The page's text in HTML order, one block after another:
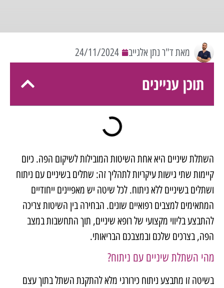
מאת ד"ר נתן אלגייב 24/11/2024
תוכן עניינים
השתלת שיניים היא אחת השיטות המובילות לשיקום הפה. כיום
קיימות שתי גישות עיקריות לתהליך זה: שתלים בשיניים עם ניתוח
ושתלים בשיניים ללא ניתוח. לכל שיטה יש מאפיינים ייחודיים
המתאימים למצבים רפואיים שונים. הבחירה בין השיטות צריכה
להתבצע בליווי מקצועי של רופא שיניים, תוך התחשבות במצב
הפה, בצרכים שלכם ובמצבכם הבריאותי.
מהי השתלת שיניים עם ניתוח?
בשיטה זו מתבצע ניתוח כירורגי מלא להתקנת השתל בתוך עצם